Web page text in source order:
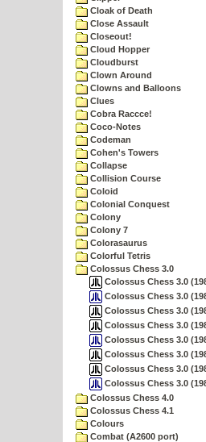
Cloak of Death
Close Assault
Closeout!
Cloud Hopper
Cloudburst
Clown Around
Clowns and Balloons
Clues
Cobra Raccce!
Coco-Notes
Codeman
Cohen's Towers
Collapse
Collision Course
Coloid
Colonial Conquest
Colony
Colony 7
Colorasaurus
Colorful Tetris
Colossus Chess 3.0
Colossus Chess 3.0
Colossus Chess 3.0
Colossus Chess 3.0
Colossus Chess 3.0
Colossus Chess 3.0
Colossus Chess 3.0
Colossus Chess 3.0
Colossus Chess 3.0
Colossus Chess 4.0
Colossus Chess 4.1
Colours
Combat (A2600 port)